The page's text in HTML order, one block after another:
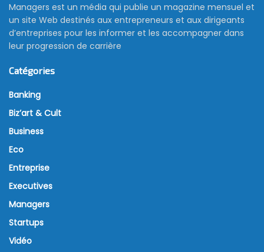
Managers est un média qui publie un magazine mensuel et
un site Web destinés aux entrepreneurs et aux dirigeants
d’entreprises pour les informer et les accompagner dans
leur progression de carrière
Catégories
Banking
Biz’art & Cult
Business
Eco
Entreprise
Executives
Managers
Startups
Vidéo